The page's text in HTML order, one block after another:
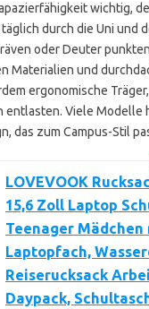
wichtig,
durch die Uni und
oder Deuter
Materialien und
ergonomische
entlasten. Viele Modelle
das zum Campus-Stil
LOVEVOOK
15,6 Zoll Laptop
Teenager Mädchen
Laptopfach,
Reiserucksack
Daypack,